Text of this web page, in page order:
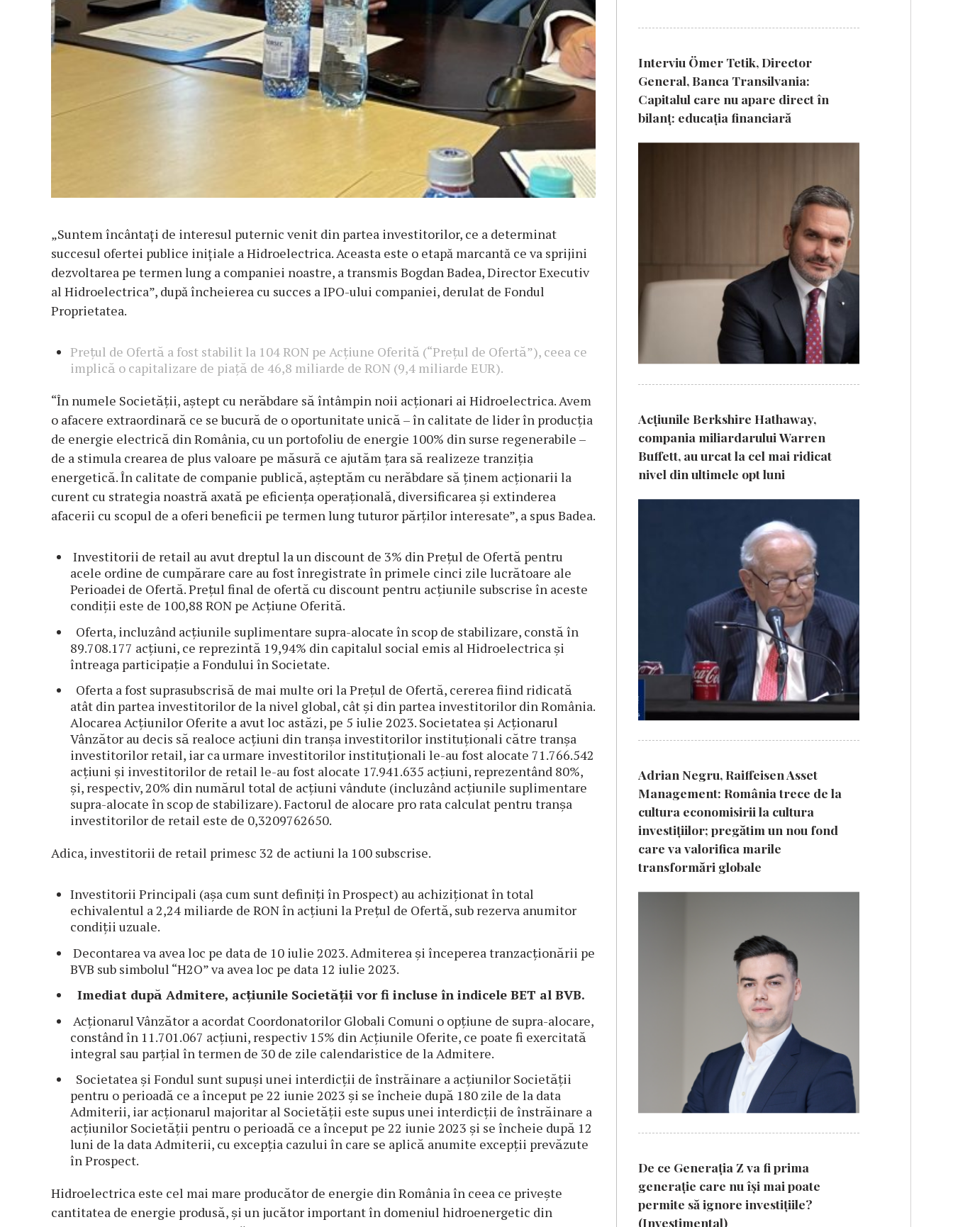
„Suntem încântați de interesul puternic venit din partea investitorilor, ce a determinat
succesul ofertei publice inițiale a Hidroelectrica. Aceasta este o etapă marcantă ce va sprijini
dezvoltarea pe termen lung a companiei noastre, a transmis Bogdan Badea, Director Executiv
al Hidroelectrica”, după încheierea cu succes a IPO-ului companiei, derulat de Fondul
Proprietatea.
Prețul de Ofertă a fost stabilit la 104 RON pe Acțiune Oferită (“Prețul de Ofertă”), ceea ce
implică o capitalizare de piață de 46,8 miliarde de RON (9,4 miliarde EUR).
“În numele Societății, aștept cu nerăbdare să întâmpin noii acționari ai Hidroelectrica. Avem
o afacere extraordinară ce se bucură de o oportunitate unică – în calitate de lider în producția
de energie electrică din România, cu un portofoliu de energie 100% din surse regenerabile –
de a stimula crearea de plus valoare pe măsură ce ajutăm țara să realizeze tranziția
energetică. În calitate de companie publică, așteptăm cu nerăbdare să ținem acționarii la
curent cu strategia noastră axată pe eficiența operațională, diversificarea și extinderea
afacerii cu scopul de a oferi beneficii pe termen lung tuturor părților interesate”, a spus Badea.
Investitorii de retail au avut dreptul la un discount de 3% din Prețul de Ofertă pentru
acele ordine de cumpărare care au fost înregistrate în primele cinci zile lucrătoare ale
Perioadei de Ofertă. Prețul final de ofertă cu discount pentru acțiunile subscrise în aceste
condiții este de 100,88 RON pe Acțiune Oferită.
Oferta, incluzând acțiunile suplimentare supra-alocate în scop de stabilizare, constă în
89.708.177 acțiuni, ce reprezintă 19,94% din capitalul social emis al Hidroelectrica și
întreaga participație a Fondului în Societate.
Oferta a fost suprasubscrisă de mai multe ori la Prețul de Ofertă, cererea fiind ridicată
atât din partea investitorilor de la nivel global, cât și din partea investitorilor din România.
Alocarea Acțiunilor Oferite a avut loc astăzi, pe 5 iulie 2023. Societatea și Acționarul
Vânzător au decis să realoce acțiuni din tranșa investitorilor instituționali către tranșa
investitorilor retail, iar ca urmare investitorilor instituționali le-au fost alocate 71.766.542
acțiuni și investitorilor de retail le-au fost alocate 17.941.635 acțiuni, reprezentând 80%,
și, respectiv, 20% din numărul total de acțiuni vândute (incluzând acțiunile suplimentare
supra-alocate în scop de stabilizare). Factorul de alocare pro rata calculat pentru tranșa
investitorilor de retail este de 0,3209762650.
Adica, investitorii de retail primesc 32 de actiuni la 100 subscrise.
Investitorii Principali (așa cum sunt definiți în Prospect) au achiziționat în total
echivalentul a 2,24 miliarde de RON în acțiuni la Prețul de Ofertă, sub rezerva anumitor
condiții uzuale.
Decontarea va avea loc pe data de 10 iulie 2023. Admiterea și începerea tranzacționării pe
BVB sub simbolul “H2O” va avea loc pe data 12 iulie 2023.
Imediat după Admitere, acțiunile Societății vor fi incluse în indicele BET al BVB.
Acționarul Vânzător a acordat Coordonatorilor Globali Comuni o opțiune de supra-alocare,
constând în 11.701.067 acțiuni, respectiv 15% din Acțiunile Oferite, ce poate fi exercitată
integral sau parțial în termen de 30 de zile calendaristice de la Admitere.
Societatea și Fondul sunt supuși unei interdicții de înstrăinare a acțiunilor Societății
pentru o perioadă ce a început pe 22 iunie 2023 și se încheie după 180 zile de la data
Admiterii, iar acționarul majoritar al Societății este supus unei interdicții de înstrăinare a
acțiunilor Societății pentru o perioadă ce a început pe 22 iunie 2023 și se încheie după 12
luni de la data Admiterii, cu excepția cazului în care se aplică anumite excepții prevăzute
în Prospect.
Hidroelectrica este cel mai mare producător de energie din România în ceea ce privește
cantitatea de energie produsă, și un jucător important în domeniul hidroenergetic din
Interviu Ömer Tetik, Director
General, Banca Transilvania:
Capitalul care nu apare direct în
bilanț: educația financiară
Acțiunile Berkshire Hathaway,
compania miliardarului Warren
Buffett, au urcat la cel mai ridicat
nivel din ultimele opt luni
Adrian Negru, Raiffeisen Asset
Management: România trece de la
cultura economisirii la cultura
investițiilor; pregătim un nou fond
care va valorifica marile
transformări globale
De ce Generația Z va fi prima
generație care nu își mai poate
permite să ignore investițiile?
(Investimental)